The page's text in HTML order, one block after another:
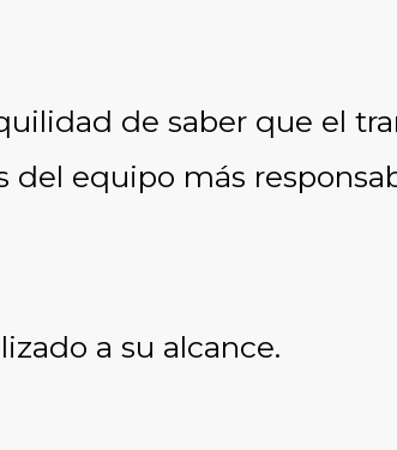
de saber que el
equipo más
a su alcance.